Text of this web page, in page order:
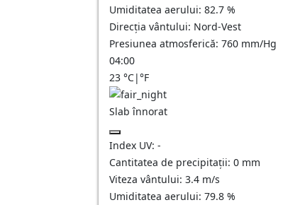
Umiditatea aerului: 82.7 %
Direcția vântului: Nord-Vest
Presiunea atmosferică: 760 mm/Hg
04:00
23 °C|°F
Slab înnorat
Index UV: -
Cantitatea de precipitații: 0 mm
Viteza vântului: 3.4 m/s
Umiditatea aerului: 79.8 %